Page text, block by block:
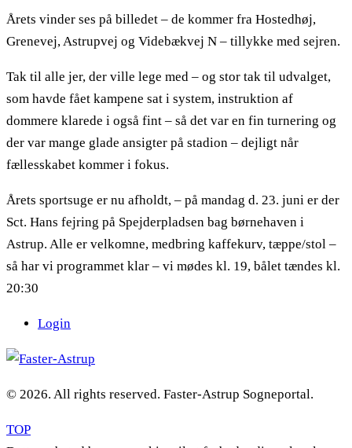
Årets vinder ses på billedet – de kommer fra Hostedhøj,
Grenevej, Astrupvej og Videbækvej N – tillykke med sejren.
Tak til alle jer, der ville lege med – og stor tak til udvalget,
som havde fået kampene sat i system, instruktion af
dommere klarede i også fint – så det var en fin turnering og
der var mange glade ansigter på stadion – dejligt når
fællesskabet kommer i fokus.
Årets sportsuge er nu afholdt, – på mandag d. 23. juni er der
Sct. Hans fejring på Spejderpladsen bag børnehaven i
Astrup. Alle er velkomne, medbring kaffekurv, tæppe/stol –
så har vi programmet klar – vi mødes kl. 19, bålet tændes kl.
20:30
Login
© 2026. All rights reserved. Faster-Astrup Sogneportal.
TOP